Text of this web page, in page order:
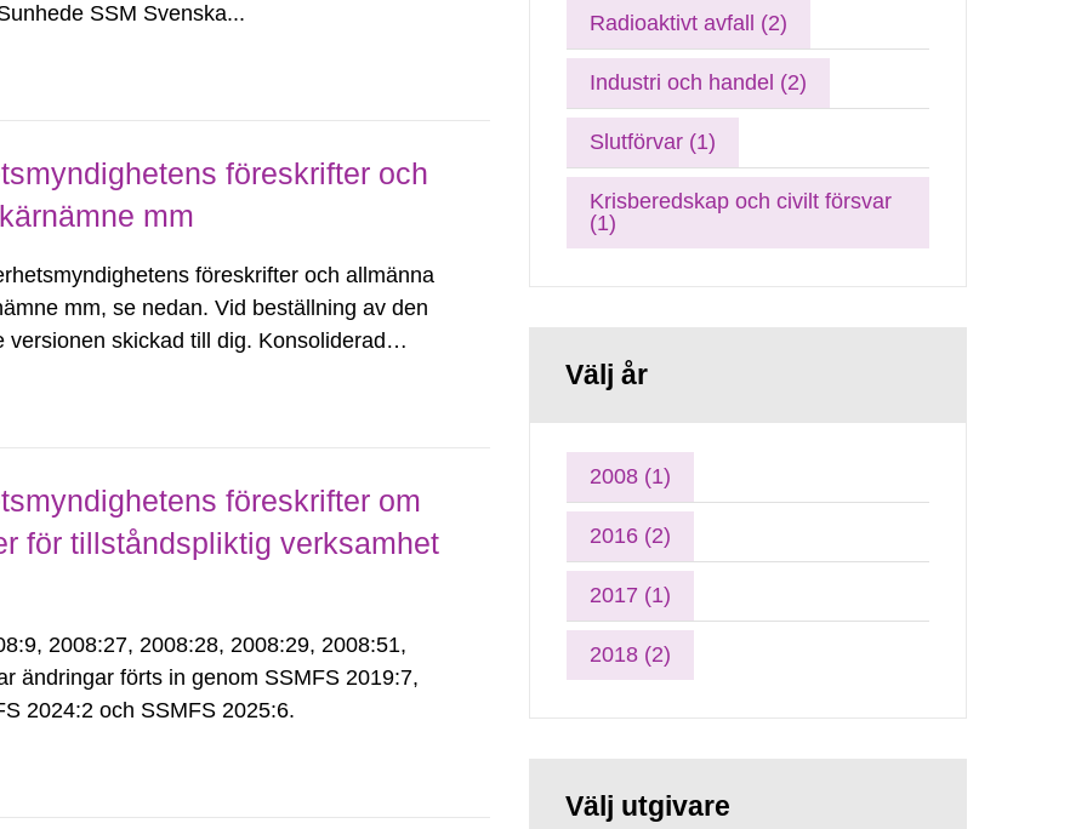
SSM Svenska...
föreskrifter och
mm
föreskrifter och allmänna
mm, se nedan. Vid beställning av den
skickad till dig. Konsoliderad
föreskrifter om
för tillståndspliktig verksamhet
2008:27, 2008:28, 2008:29, 2008:51,
ändringar förts in genom SSMFS 2019:7,
2024:2 och SSMFS 2025:6.
Radioaktivt avfall (2)
Industri och handel (2)
Slutförvar (1)
Krisberedskap och civilt försvar
(1)
Välj år
2008 (1)
2016 (2)
2017 (1)
2018 (2)
Välj utgivare